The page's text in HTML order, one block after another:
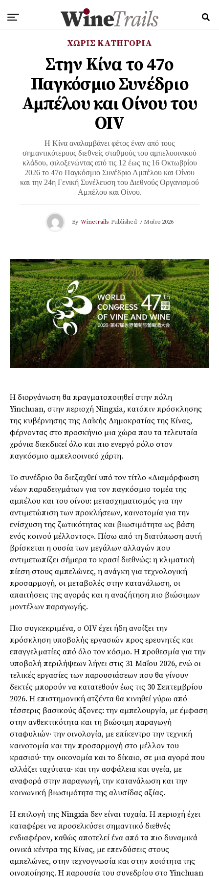
ΧΩΡΊΣ ΚΑΤΗΓΟΡΊΑ
Στην Κίνα το 47ο
Παγκόσμιο Συνέδριο
Αμπέλου και Οίνου του
OIV
Η Κίνα αναλαμβάνει φέτος έναν από τους
σημαντικότερους διεθνείς σταθμούς του αμπελοοινικού
κλάδου, φιλοξενώντας από τις 12 έως τις 16 Οκτωβρίου
2026 το 47ο Παγκόσμιο Συνέδριο Αμπέλου και Οίνου
και την 24η Γενική Συνέλευση του Διεθνούς Οργανισμού
Αμπέλου και Οίνου.
By Winetrails Published 7 Μαΐου 2026
Η διοργάνωση θα πραγματοποιηθεί στην πόλη
Yinchuan, στην περιοχή Ningxia, κατόπιν πρόσκλησης
της κυβέρνησης της Λαϊκής Δημοκρατίας της Κίνας,
φέρνοντας στο προσκήνιο μια χώρα που τα τελευταία
χρόνια διεκδικεί όλο και πιο ενεργό ρόλο στον
παγκόσμιο αμπελοοινικό χάρτη.
Το συνέδριο θα διεξαχθεί υπό τον τίτλο «Διαμόρφωση
νέων παραδειγμάτων για τον παγκόσμιο τομέα της
αμπέλου και του οίνου: μετασχηματισμός για την
αντιμετώπιση των προκλήσεων, καινοτομία για την
ενίσχυση της ζωτικότητας και βιωσιμότητα ως βάση
ενός κοινού μέλλοντος». Πίσω από τη διατύπωση αυτή
βρίσκεται η ουσία των μεγάλων αλλαγών που
αντιμετωπίζει σήμερα το κρασί διεθνώς: η κλιματική
πίεση στους αμπελώνες, η ανάγκη για τεχνολογική
προσαρμογή, οι μεταβολές στην κατανάλωση, οι
απαιτήσεις της αγοράς και η αναζήτηση πιο βιώσιμων
μοντέλων παραγωγής.
Πιο συγκεκριμένα, ο OIV έχει ήδη ανοίξει την
πρόσκληση υποβολής εργασιών προς ερευνητές και
επαγγελματίες από όλο τον κόσμο. Η προθεσμία για την
υποβολή περιλήψεων λήγει στις 31 Μαΐου 2026, ενώ οι
τελικές εργασίες των παρουσιάσεων που θα γίνουν
δεκτές μπορούν να κατατεθούν έως τις 30 Σεπτεμβρίου
2026. Η επιστημονική ατζέντα θα κινηθεί γύρω από
τέσσερις βασικούς άξονες: την αμπελουργία, με έμφαση
στην ανθεκτικότητα και τη βιώσιμη παραγωγή
σταφυλιών· την οινολογία, με επίκεντρο την τεχνική
καινοτομία και την προσαρμογή στο μέλλον του
κρασιού· την οικονομία και το δίκαιο, σε μια αγορά που
αλλάζει ταχύτατα· και την ασφάλεια και υγεία, με
αναφορά στην παραγωγή, την κατανάλωση και την
κοινωνική βιωσιμότητα της αλυσίδας αξίας.
Η επιλογή της Ningxia δεν είναι τυχαία. Η περιοχή έχει
καταφέρει να προσελκύσει σημαντικό διεθνές
ενδιαφέρον, καθώς αποτελεί ένα από τα πιο δυναμικά
οινικά κέντρα της Κίνας, με επενδύσεις στους
αμπελώνες, στην τεχνογνωσία και στην ποιότητα της
οινοποίησης. Η παρουσία του συνεδρίου στο Yinchuan